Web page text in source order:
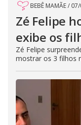
BEBÊ MAMÃE/
Zé Felipe
exibe os
Zé Felipe
mostrar os 3 filhos